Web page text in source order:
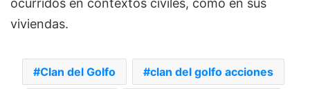
ocurridos en contextos civiles, como en sus
viviendas.
Clan del Golfo clan del golfo acciones